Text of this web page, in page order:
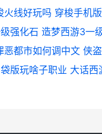
火线好玩吗 穿梭手机版